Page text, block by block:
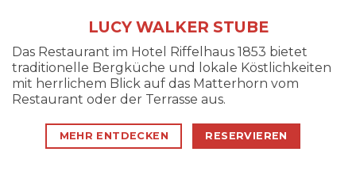
LUCY WALKER STUBE
Das Restaurant im Hotel Riffelhaus 1853 bietet
traditionelle Bergküche und lokale Köstlichkeiten
mit herrlichem Blick auf das Matterhorn vom
Restaurant oder der Terrasse aus.
MEHR ENTDECKEN RESERVIEREN